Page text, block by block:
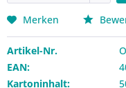
Merken
Artikel-Nr.
EAN:
Kartoninhalt: